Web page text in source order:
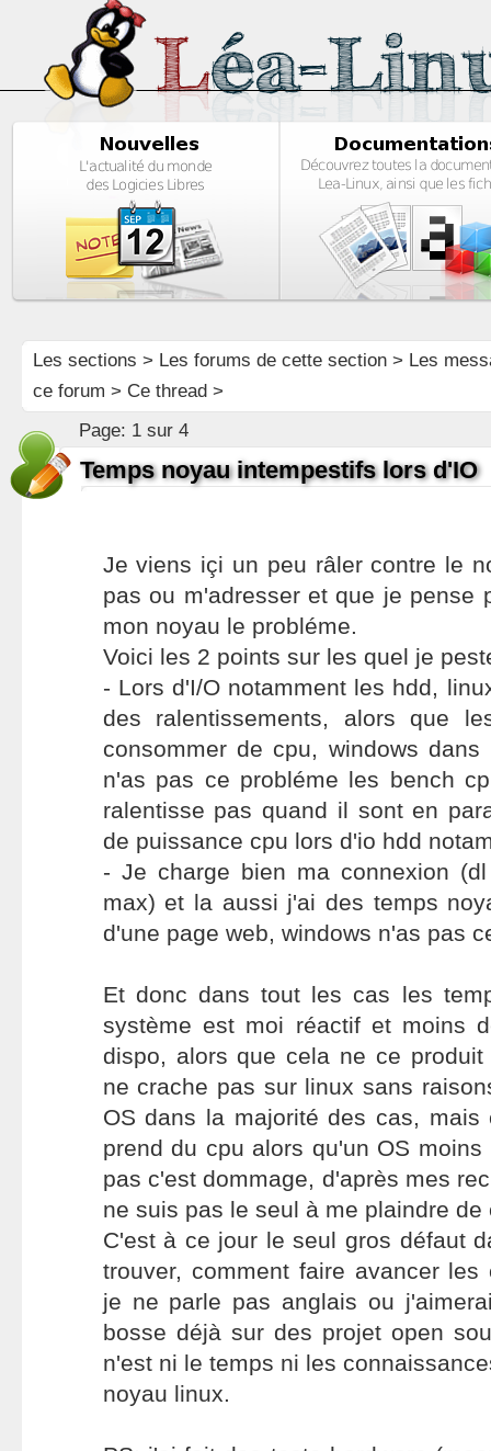
Les sections > Les forums de cette section> Les
ce forum > Ce thread >
Page: 1 sur 4
Temps noyau intempestifs lors d'IO
Je viens içi un peu râler contre le
pas ou m'adresser et que je pense
mon noyau le probléme.
Voici les 2 points sur les quel je
- Lors d'I/O notamment les hdd,
des ralentissements, alors que
consommer de cpu, windows
n'as pas ce probléme les bench
ralentisse pas quand il sont en
de puissance cpu lors d'io hdd
- Je charge bien ma connexion
max) et la aussi j'ai des temps
d'une page web, windows n'as pas
Et donc dans tout les cas les
système est moi réactif et moins
dispo, alors que cela ne ce
ne crache pas sur linux sans
OS dans la majorité des cas, mais
prend du cpu alors qu'un OS
pas c'est dommage, d'après mes
ne suis pas le seul à me plaindre de
C'est à ce jour le seul gros défaut
trouver, comment faire avancer
je ne parle pas anglais ou
bosse déjà sur des projet open
n'est ni le temps ni les
noyau linux.